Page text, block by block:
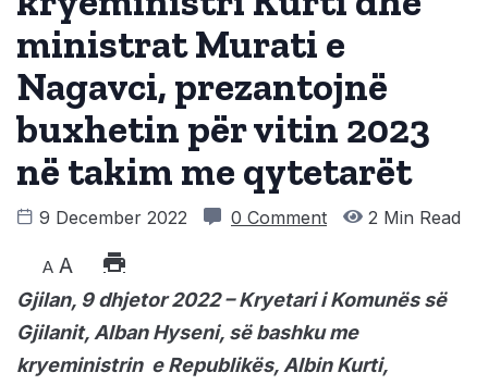
ministrat Murati e
Nagavci, prezantojnë
buxhetin për vitin 2023
në takim me qytetarët
9 December 2022 0 Comment 2 Min Read
A A
Gjilan, 9 dhjetor 2022 – Kryetari i Komunës së
Gjilanit, Alban Hyseni, së bashku me
kryeministrin e Republikës, Albin Kurti,